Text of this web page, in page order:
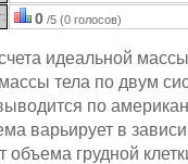
0 /5 (0 голосов)
идеальной
массы тела по двум
по
варьирует в
объема грудной